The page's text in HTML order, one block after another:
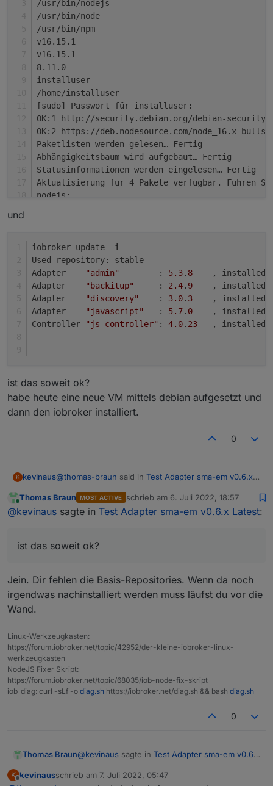
/usr/bin/nodejs
/usr/bin/node
/usr/bin/npm
v16.15.1
v16.15.1
8.11.0
installuser
/home/installuser
[sudo] Passwort für installuser:
OK:1 http://security.debian.org/debian-security
OK:2 https://deb.nodesource.com/node_16.x
Paketlisten werden gelesen… Fertig
Abhängigkeitsbaum wird aufgebaut… Fertig
Statusinformationen werden eingelesen… Fertig
Aktualisierung für 4 Pakete verfügbar. Führen
nodejs:
*** 16.15.1-deb-1nodesource1 500
500 https://deb.nodesource.com/
        100 /var/lib/dpkg/status
     12.22.12~dfsg-1~deb11u1 500
500 http://security.debian.org/debian-
installuser@iobroker1:~$
und
iobroker update -i
Used repository: stable
Adapter
"admin"
        :
5.3. 8
    , installed
Adapter
"backitup"
     :
2.4. 9
    , installed
Adapter
"discovery"
    :
3.0. 3
    , installed
Adapter
"javascript"
   :
5.7. 0
    , installed
Controller
"js-controller" : 4.0. 23
   , installed
ist das soweit ok?
habe heute eine neue VM mittels debian aufgesetzt und
dann den iobroker installiert.
0
K kevinaus@thomas-braun said in Test Adapter sma-em v0.6.x
uname -m && which nodejs node npm && nodejs
update && apt policy nodejs
/usr/bin/nodejs
/usr/bin/node
8.11.0
installuser
/home/installuser
[sudo] Passwort für installuser:
OK:1 http://security.debian.org/debian-
OK:2 https://deb.nodesource.com/node_16.x
Abhängigkeitsbaum wird aufgebaut… Fertig
nodejs:
Installationskandidat: 16.15.1-deb-
und
iobroker update -i
Adapter    "backitup"     : 2.4.9    ,
Adapter    "discovery"    : 3.0.3    ,
Adapter    "javascript"   : 5.7.0    ,
Controller "js-controller": 4.0.23   ,
habe heute eine neue VM mittels debian aufgesetzt
und dann den iobroker installiert.
Online
Thomas Braun MOST ACTIVE schrieb am 6. Juli 2022, 18:57
zuletzt editiert von
@kevinaus sagte in Test Adapter sma-em v0.6.x Latest:
ist das soweit ok?
Jein. Dir fehlen die Basis-Repositories. Wenn da noch
irgendwas nachinstalliert werden muss läufst du vor die
Wand.
Linux-Werkzeugkasten:
https://forum.iobroker.net/topic/42952/der-kleine-iobroker-linux-
werkzeugkasten
NodeJS Fixer Skript:
https://forum.iobroker.net/topic/68035/iob-node-fix-skript
iob_diag: curl -sLf -o diag.sh https://iobroker.net/diag.sh && bash diag.sh
0
Thomas Braun@kevinaus sagte in Test Adapter sma-em v0.6.x
K
Offline
kevinausschrieb am 7. Juli 2022, 05:47
zuletzt editiert von